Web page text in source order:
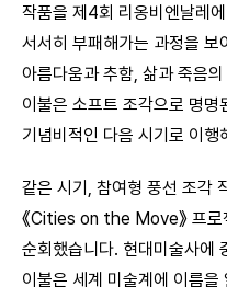
작품을 제4회 리옹비엔날레
서서히 부패해가는 과정을 보
아름다움과 추함, 삶과 죽음
이불은 소프트 조각으로 명명
기념비적인 다음 시기로 이행
같은 시기, 참여형 풍선 조각
《Cities on the Move》 프
순회했습니다. 현대미술사에
이불은 세계 미술계에 이름